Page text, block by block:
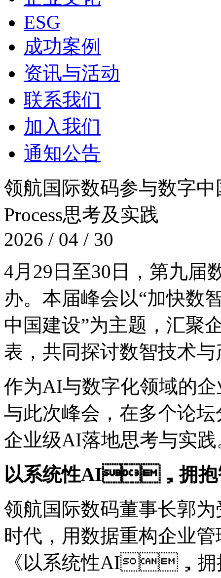
ESG
成功案例
资讯与活动
联系我们
加入我们
通知公告
领航国际数码参与数字中
Process思考及实践
2026 / 04 / 30
4月29日至30日，第九
办。本届峰会以“加快数智
中国建设”为主题，汇聚
表，共同探讨数智技术
作为AI与数字化领域的企
与此次峰会，在多个论
企业级AI落地思考与实践
以系统性AI，拥抱
领航国际数码董事长郭
时代，用数据重构企业
《以系统性AI，拥